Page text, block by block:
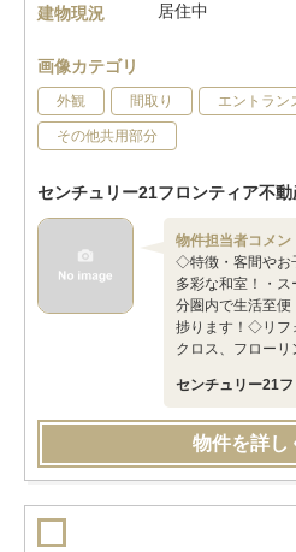
建物現況
居住中
画像カテゴリ
外観 間取り エントラン
その他共用部分
センチュリー21フロンティア不
物件担当者コメン
◇特徴・客間やお
多彩な和室！・ス
分圏内で生活至
捗ります！◇リフ
クロス、フロー
センチュリー21
物件を詳し